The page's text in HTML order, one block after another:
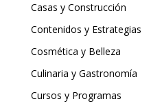
Casas y Construcción
Contenidos y Estrategias
Cosmética y Belleza
Culinaria y Gastronomía
Cursos y Programas